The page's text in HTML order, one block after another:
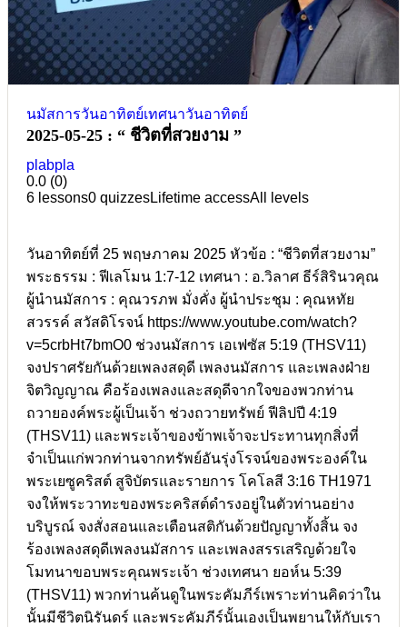
นมัสการวันอาทิตย์เทศนาวันอาทิตย์
2025-05-25 : “ ชีวิตที่สวยงาม ”
plabpla
0.0 (0)
6 lessons0 quizzesLifetime accessAll levels
วันอาทิตย์ที่ 25 พฤษภาคม 2025 หัวข้อ : “ชีวิตที่สวยงาม”
พระธรรม : ฟีเลโมน 1:7-12 เทศนา : อ.วิลาศ ธีร์สิรินวคุณ
ผู้นำนมัสการ : คุณวรภพ มั่งคั่ง ผู้นำประชุม : คุณหทัย
สวรรค์ สวัสดิโรจน์ https://www.youtube.com/watch?
v=5crbHt7bmO0 ช่วงนมัสการ เอเฟซัส 5:19 (THSV11)
จงปราศรัยกันด้วยเพลงสดุดี เพลงนมัสการ และเพลงฝ่าย
จิตวิญญาณ คือร้องเพลงและสดุดีจากใจของพวกท่าน
ถวายองค์พระผู้เป็นเจ้า ช่วงถวายทรัพย์ ฟีลิปปี 4:19
(THSV11) และพระเจ้าของข้าพเจ้าจะประทานทุกสิ่งที่
จำเป็นแก่พวกท่านจากทรัพย์อันรุ่งโรจน์ของพระองค์ใน
พระเยซูคริสต์ สูจิบัตรและรายการ โคโลสี 3:16 TH1971
จงให้พระวาทะของพระคริสต์ดำรงอยู่ในตัวท่านอย่าง
บริบูรณ์ จงสั่งสอนและเตือนสติกันด้วยปัญญาทั้งสิ้น จง
ร้องเพลงสดุดีเพลงนมัสการ และเพลงสรรเสริญด้วยใจ
โมทนาขอบพระคุณพระเจ้า ช่วงเทศนา ยอห์น 5:39
(THSV11) พวกท่านค้นดูในพระคัมภีร์เพราะท่านคิดว่าใน
นั้นมีชีวิตนิรันดร์ และพระคัมภีร์นั้นเองเป็นพยานให้กับเรา